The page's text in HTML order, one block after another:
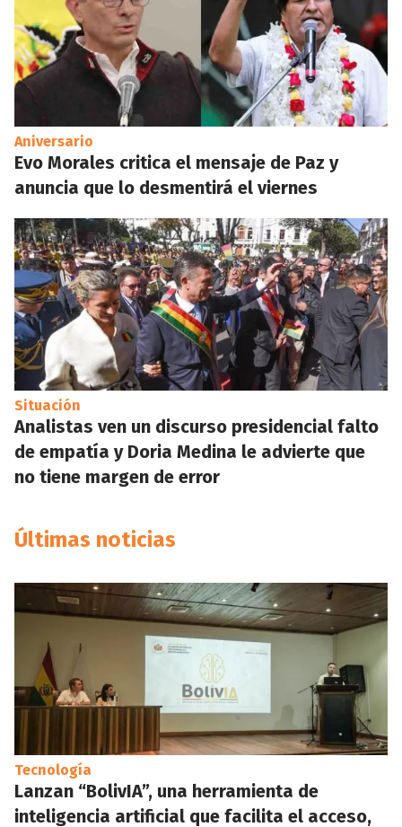
Aniversario
Evo Morales critica el mensaje de Paz y
anuncia que lo desmentirá el viernes
Situación
Analistas ven un discurso presidencial falto
de empatía y Doria Medina le advierte que
no tiene margen de error
Últimas noticias
Tecnología
Lanzan “BolivIA”, una herramienta de
inteligencia artificial que facilita el acceso,